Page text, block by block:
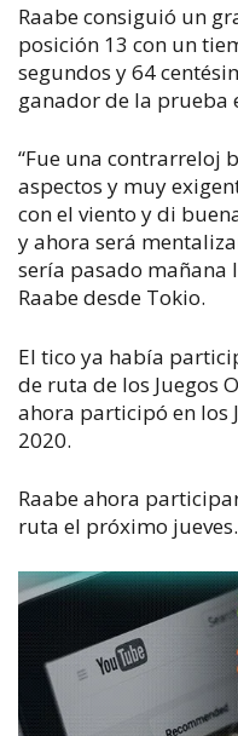
Raabe consiguió un
posición 13 con un
segundos y 64
ganador de la prueba
“Fue una contrarreloj
aspectos y muy
con el viento y di
y ahora será
sería pasado mañana
Raabe desde Tokio.
El tico ya había
de ruta de los Juegos
ahora participó en los
2020.
Raabe ahora
ruta el próximo jueves.